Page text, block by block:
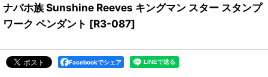
ナバホ族 Sunshine Reeves キングマン スター スタンプ
ワーク ペンダント [R3-087]
Facebookでシェア